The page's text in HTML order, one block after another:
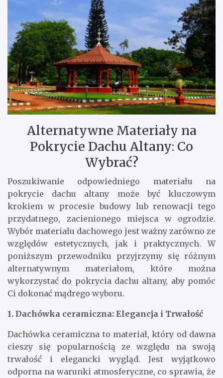
Alternatywne Materiały na
Pokrycie Dachu Altany: Co
Wybrać?
Poszukiwanie odpowiedniego materiału na
pokrycie dachu altany może być kluczowym
krokiem w procesie budowy lub renowacji tego
przydatnego, zacienionego miejsca w ogrodzie.
Wybór materiału dachowego jest ważny zarówno ze
względów estetycznych, jak i praktycznych. W
poniższym przewodniku przyjrzymy się różnym
alternatywnym materiałom, które można
wykorzystać do pokrycia dachu altany, aby pomóc
Ci dokonać mądrego wyboru.
1. Dachówka ceramiczna: Elegancja i Trwałość
Dachówka ceramiczna to materiał, który od dawna
cieszy się popularnością ze względu na swoją
trwałość i elegancki wygląd. Jest wyjątkowo
odporna na warunki atmosferyczne, co sprawia, że